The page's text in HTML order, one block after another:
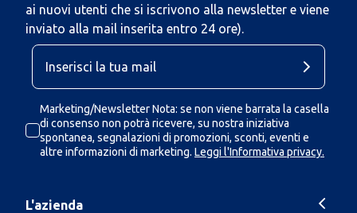
ai nuovi utenti che si iscrivono alla newsletter e viene
inviato alla mail inserita entro 24 ore).
Marketing/Newsletter Nota: se non viene barrata la casella
di consenso non potrà ricevere, su nostra iniziativa
spontanea, segnalazioni di promozioni, sconti, eventi e
altre informazioni di marketing. Leggi l'Informativa privacy.
L'azienda